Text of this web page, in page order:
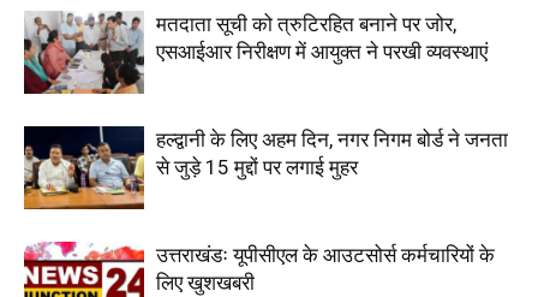
मतदाता सूची को त्रुटिरहित बनाने पर जोर,
एसआईआर निरीक्षण में आयुक्त ने परखी व्यवस्थाएं
हल्द्वानी के लिए अहम दिन, नगर निगम बोर्ड ने जनता
से जुड़े 15 मुद्दों पर लगाई मुहर
उत्तराखंडः यूपीसीएल के आउटसोर्स कर्मचारियों के
लिए खुशखबरी